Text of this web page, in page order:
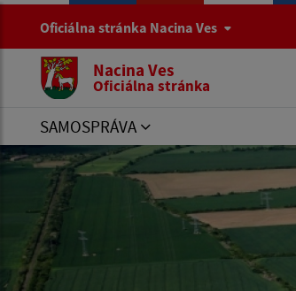
Oficiálna stránka Nacina Ves
Nacina Ves
Oficiálna stránka
SAMOSPRÁVA